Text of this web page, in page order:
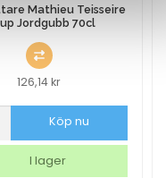
Mathieu Teisseire
Jordgubb 70cl
126,14kr
Köp nu
I lager